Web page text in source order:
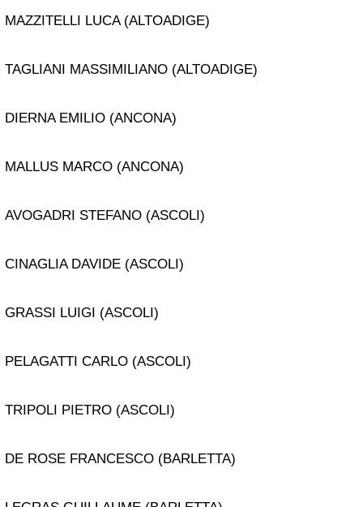
MAZZITELLI LUCA (ALTOADIGE)
TAGLIANI MASSIMILIANO (ALTOADIGE)
DIERNA EMILIO (ANCONA)
MALLUS MARCO (ANCONA)
AVOGADRI STEFANO (ASCOLI)
CINAGLIA DAVIDE (ASCOLI)
GRASSI LUIGI (ASCOLI)
PELAGATTI CARLO (ASCOLI)
TRIPOLI PIETRO (ASCOLI)
DE ROSE FRANCESCO (BARLETTA)